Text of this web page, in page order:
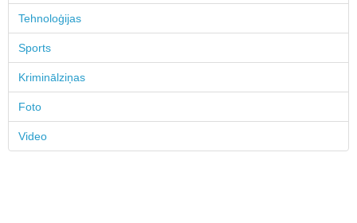
Tehnoloģijas
Sports
Kriminālziņas
Foto
Video